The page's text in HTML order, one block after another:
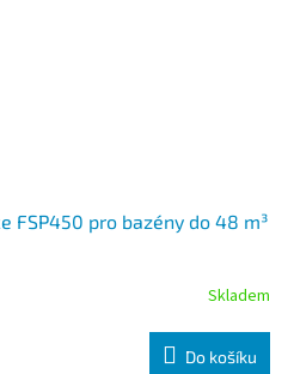
FSP450 pro bazény do 48 m³
Skladem
Do košíku